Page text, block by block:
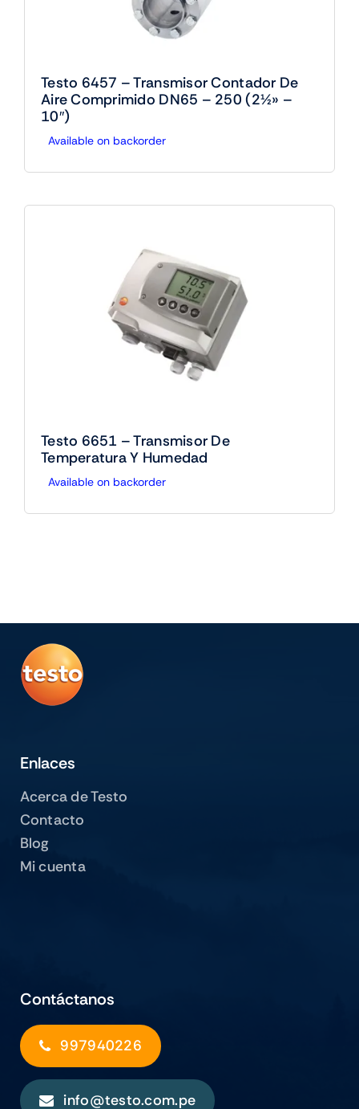
Testo 6457 – Transmisor Contador De
Aire Comprimido DN65 – 250 (2½» –
10″)
Available on backorder
Testo 6651 – Transmisor De
Temperatura Y Humedad
Available on backorder
Enlaces
Acerca de Testo
Contacto
Blog
Mi cuenta
Contáctanos
997940226
info@testo.com.pe